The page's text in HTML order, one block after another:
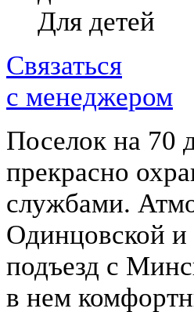
Для детей
Связаться
с менеджером
Поселок на 70
прекрасно
службами.
Одинцовской
подъезд с
в нем